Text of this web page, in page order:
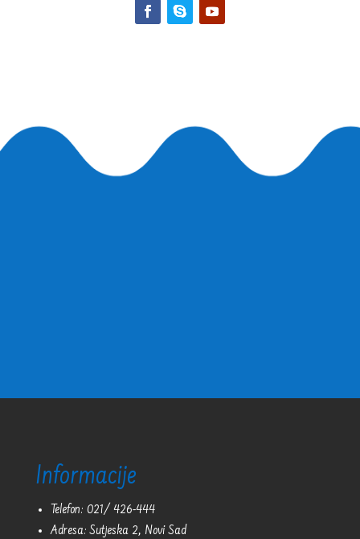
Informacije
Telefon: 021/ 426-444
Adresa: Sutjeska 2, Novi Sad